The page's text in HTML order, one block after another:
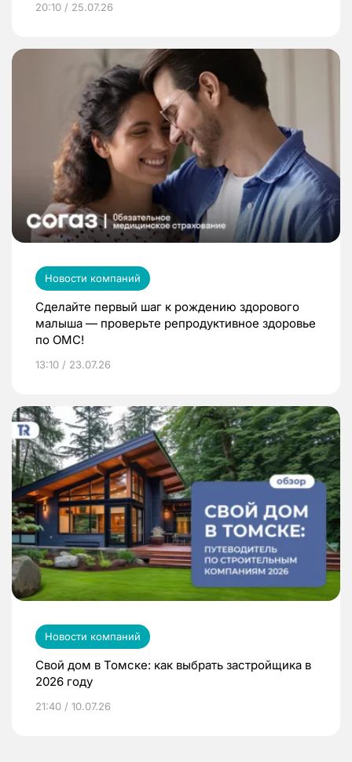
20:10 / 25.07.26
Новости компаний
Сделайте первый шаг к рождению здорового
малыша — проверьте репродуктивное здоровье
по ОМС!
13:10 / 23.07.26
Новости компаний
Свой дом в Томске: как выбрать застройщика в
2026 году
21:40 / 10.07.26